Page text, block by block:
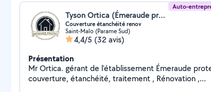
Auto-
Tyson Ortica (Émeraude protect)
Couverture étanchéité renov
Saint-Malo (Parame Sud)
4,4/5 (32 avis)
Présentation
Mr Ortica. gérant de l'établissement Émeraude
couverture, étanchéité, traitement , Rénovation ,